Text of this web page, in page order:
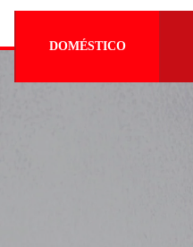
DOMÉSTICO